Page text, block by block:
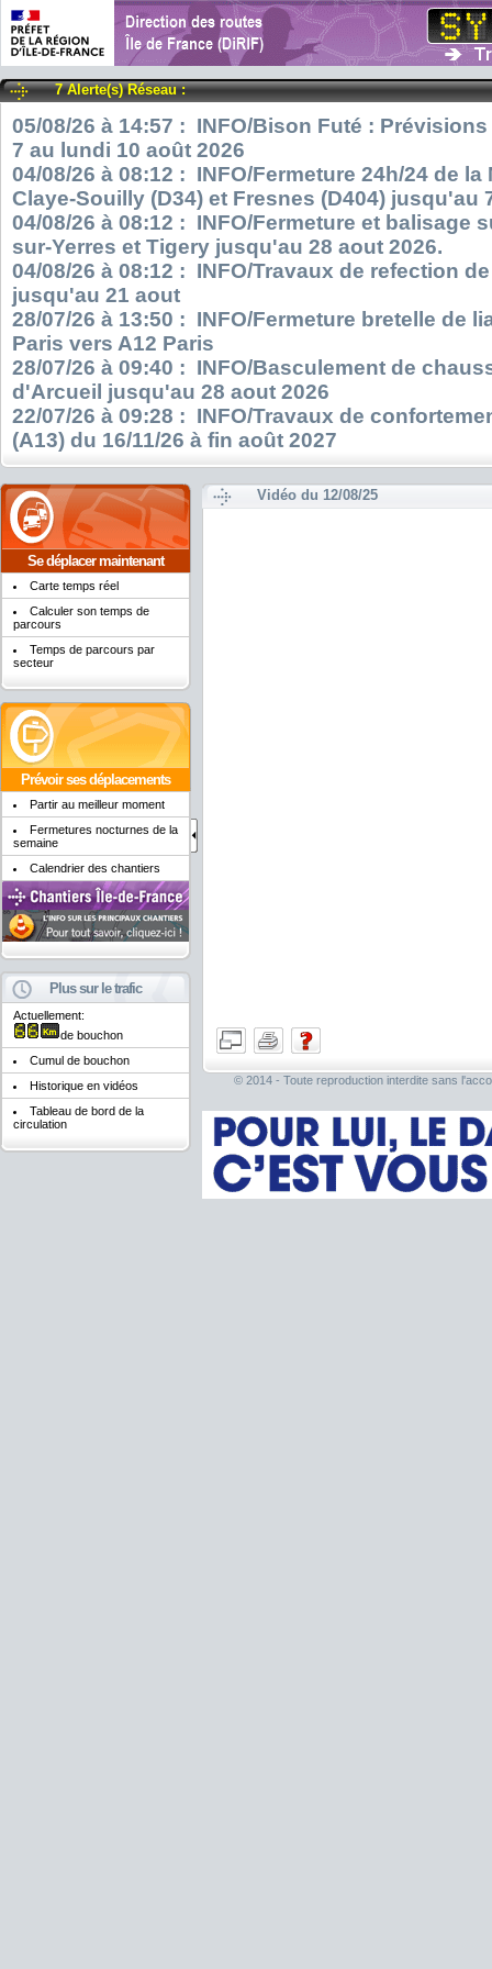
7 Alerte(s) Réseau :
05/08/26 à 14:57 : INFO/Bison Futé :
7 au lundi 10 août 2026
04/08/26 à 08:12 : INFO/Fermeture 24h/24 de
Claye-Souilly (D34) et Fresnes (D404) jusqu'au
04/08/26 à 08:12 : INFO/Fermeture et balisage
sur-Yerres et Tigery jusqu'au 28 aout 2026.
04/08/26 à 08:12 : INFO/Travaux de refection
jusqu'au 21 aout
28/07/26 à 13:50 : INFO/Fermeture bretelle de
Paris vers A12 Paris
28/07/26 à 09:40 : INFO/Basculement de
d'Arcueil jusqu'au 28 aout 2026
22/07/26 à 09:28 : INFO/Travaux de
(A13) du 16/11/26 à fin août 2027
Se déplacer maintenant
Carte temps réel
Calculer son temps de
parcours
Temps de parcours par
secteur
Prévoir ses déplacements
Partir au meilleur moment
Fermetures nocturnes de la
semaine
Calendrier des chantiers
Plus sur le trafic
Actuellement:
de bouchon
Cumul de bouchon
Historique en vidéos
Tableau de bord de la
circulation
Vidéo du 12/08/25
© 2014 - Toute reproduction interdite sans